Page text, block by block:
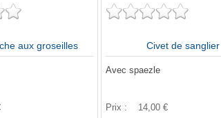
aux groseilles Civet de sanglier
Avec spaezle
Prix : 14,00 €